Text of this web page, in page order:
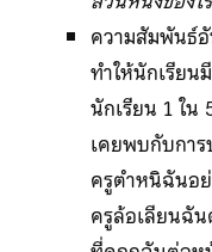
ความสัมพันธ์
ทำให้นักเรียน
นักเรียน 1 ใน
เคยพบกับกา
ครูตำหนิฉันอ
ครูล้อเลียนฉั